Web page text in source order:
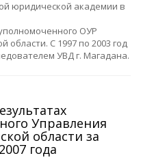
юридической академии в
ОУР
С 1997 по 2003 год
УВД г. Магадана.
Управления
области за
года